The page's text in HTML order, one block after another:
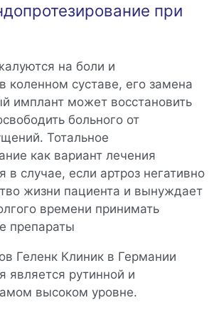
при
на боли и
коленном суставе, его замена
имплант может восстановить
больного от
Тотальное
как вариант лечения
в случае, если артроз негативно
жизни пациента и вынуждает
времени принимать
препараты
Геленк Клиник в Германии
является рутинной и
высоком уровне.